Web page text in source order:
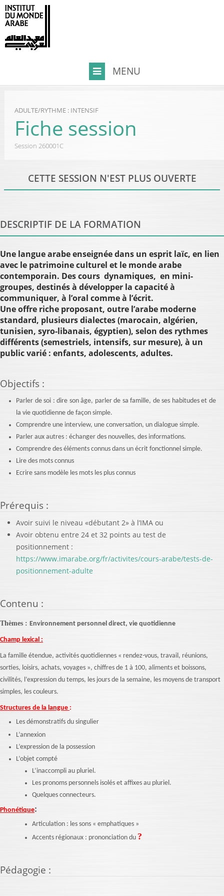
ADULTE/RYTHME : INTENSIF
Fiche session
Session 260001C
CETTE SESSION N'EST PLUS OUVERTE
DESCRIPTIF DE LA FORMATION
Une langue arabe enseignée dans un esprit laïc, en lien
avec le patrimoine culturel et le monde arabe
contemporain. Des cours dynamiques, en mini-
groupes, destinés à développer la capacité à
communiquer, à l’oral comme à l’écrit.
Une offre riche proposant, outre l’arabe moderne
standard, plusieurs dialectes (marocain, algérien,
tunisien, syro-libanais, égyptien), selon des rythmes
différents (semestriels, intensifs, sur mesure), à un
public varié : enfants, adolescents, adultes.
Objectifs :
Parler de soi : dire son âge, parler de sa famille, de ses habitudes et de
la vie quotidienne de façon simple.
Comprendre une interview, une conversation, un dialogue simple.
Parler aux autres : échanger des nouvelles, des informations.
Comprendre des éléments connus dans un écrit fonctionnel simple.
Lire des mots connus
Ecrire sans modèle les mots les plus connus
Prérequis :
Avoir suivi le niveau «débutant 2» à l’IMA ou
Avoir obtenu entre 24 et 32 points au test de
positionnement :
https://www.imarabe.org/fr/activites/cours-arabe/tests-de-
positionnement-adulte
Contenu :
Thèmes : Environnement personnel direct, vie quotidienne
Champ lexical :
La famille étendue, activités quotidiennes « rendez-vous, travail, réunions,
sorties, loisirs, achats, voyages », chiffres de 1 à 100, aliments et boissons,
civilités, l’expression du temps, les jours de la semaine, les moyens de transport
simples, les couleurs.
Structures de la langue :
Les démonstratifs du singulier
L’annexion
L’expression de la possession
L’objet compté
L’inaccompli au pluriel.
Les pronoms personnels isolés et affixes au pluriel.
Quelques connecteurs.
Phonétique:
Articulation : les sons « emphatiques »
Accents régionaux : prononciation du ?
Pédagogie :